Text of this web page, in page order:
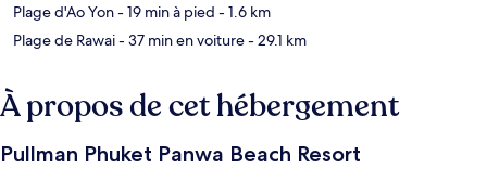
Plage d'Ao Yon- 19 min à pied - 1.6 km
Plage de Rawai- 37 min en voiture- 29.1 km
À propos de cet hébergement
Pullman Phuket Panwa Beach Resort